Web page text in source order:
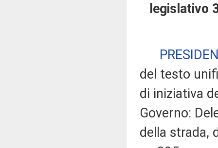
legislativo
del testo
di iniziativa
Governo:
della strada,